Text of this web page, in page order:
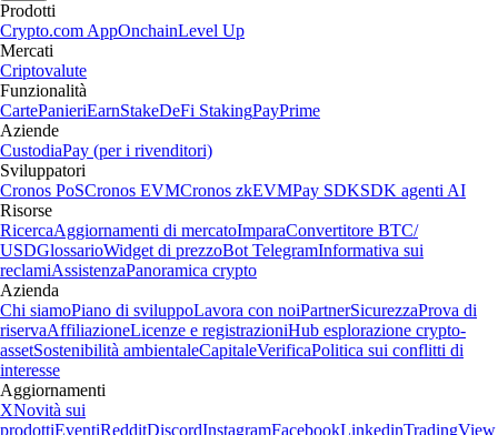
Prodotti
Crypto.com AppOnchainLevel Up
Mercati
Criptovalute
Funzionalità
CartePanieriEarnStakeDeFi StakingPayPrime
Aziende
CustodiaPay (per i rivenditori)
Sviluppatori
Cronos PoSCronos EVMCronos zkEVMPay SDKSDK agenti AI
Risorse
RicercaAggiornamenti di mercatoImparaConvertitore BTC/
USDGlossarioWidget di prezzoBot TelegramInformativa sui
reclamiAssistenzaPanoramica crypto
Azienda
Chi siamoPiano di sviluppoLavora con noiPartnerSicurezzaProva di
riservaAffiliazioneLicenze e registrazioniHub esplorazione crypto-
assetSostenibilità ambientaleCapitaleVerificaPolitica sui conflitti di
interesse
Aggiornamenti
XNovità sui
prodottiEventiRedditDiscordInstagramFacebookLinkedinTradingView